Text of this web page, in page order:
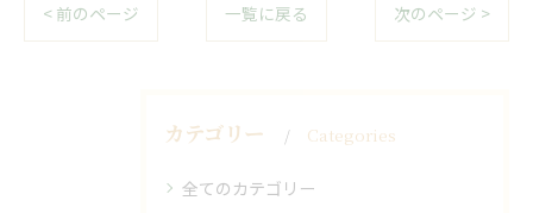
< 前のページ 一覧に戻る 次のページ >
カテゴリー Categories
全てのカテゴリー